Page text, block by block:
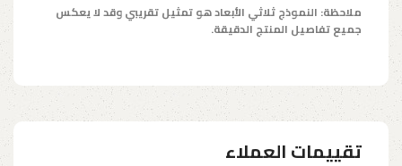
ملاحظة: النموذج ثلاثي الأبعاد هو تمثيل تقريبي وقد لا يعكس
جميع تفاصيل المنتج الدقيقة.
تقييمات العملاء